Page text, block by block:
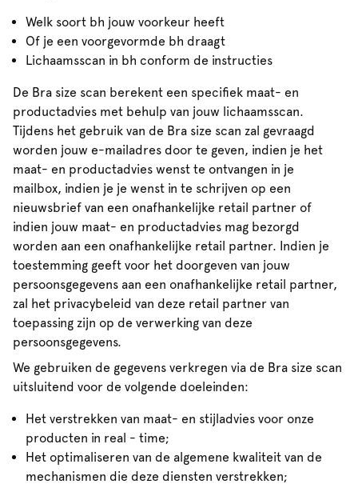
Welk soort bh jouw voorkeur heeft
Of je een voorgevormde bh draagt
Lichaamsscan in bh conform de instructies
De Bra size scan berekent een specifiek maat- en
productadvies met behulp van jouw lichaamsscan.
Tijdens het gebruik van de Bra size scan zal gevraagd
worden jouw e-mailadres door te geven, indien je het
maat- en productadvies wenst te ontvangen in je
mailbox, indien je je wenst in te schrijven op een
nieuwsbrief van een onafhankelijke retail partner of
indien jouw maat- en productadvies mag bezorgd
worden aan een onafhankelijke retail partner. Indien je
toestemming geeft voor het doorgeven van jouw
persoonsgegevens aan een onafhankelijke retail partner,
zal het privacybeleid van deze retail partner van
toepassing zijn op de verwerking van deze
persoonsgegevens.
We gebruiken de gegevens verkregen via de Bra size scan
uitsluitend voor de volgende doeleinden:
Het verstrekken van maat- en stijladvies voor onze
producten in real - time;
Het optimaliseren van de algemene kwaliteit van de
mechanismen die deze diensten verstrekken;